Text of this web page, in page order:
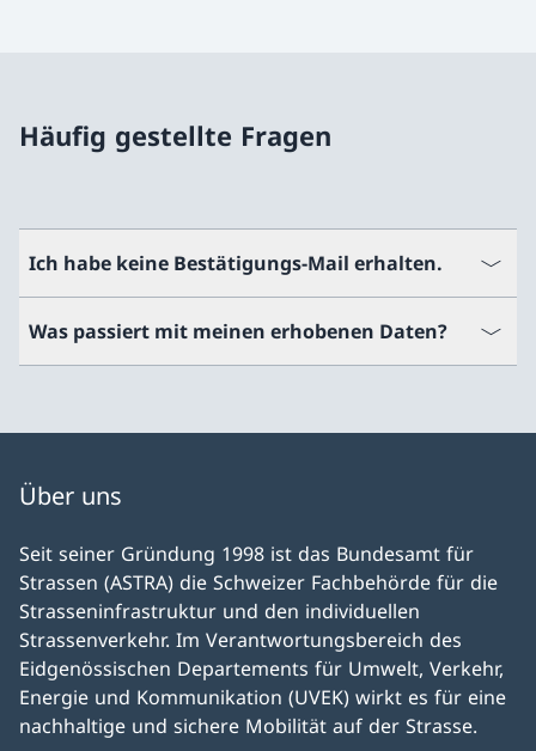
Häufig gestellte Fragen
Ich habe keine Bestätigungs-Mail erhalten.
Der Versand kann bis zu einigen Stunden dauern.
Eventuell ist das E-Mail auch in Ihrem Spam-Ordner
Was passiert mit meinen erhobenen Daten?
noch für Informationszwecke verwendet. Der
Über uns
Seit seiner Gründung 1998 ist das Bundesamt für
Strassen (ASTRA) die Schweizer Fachbehörde für die
Strasseninfrastruktur und den individuellen
Strassenverkehr. Im Verantwortungsbereich des
Eidgenössischen Departements für Umwelt, Verkehr,
Energie und Kommunikation (UVEK) wirkt es für eine
nachhaltige und sichere Mobilität auf der Strasse.